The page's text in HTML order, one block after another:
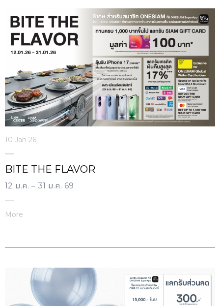
10 Jan 26
BITE THE FLAVOR
12 ม.ค. – 31 ม.ค. 69
More